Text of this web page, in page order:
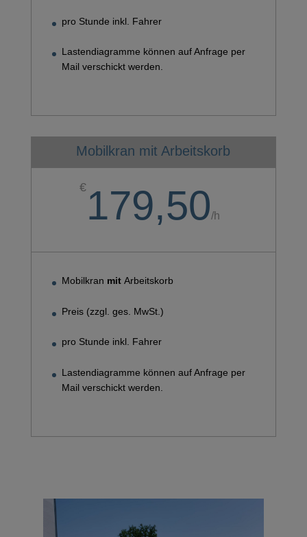
pro Stunde inkl. Fahrer
Lastendiagramme können auf Anfrage per
Mail verschickt werden.
Mobilkran mit Arbeitskorb
€ 179,50/h
Mobilkran mit Arbeitskorb
Preis (zzgl. ges. MwSt.)
pro Stunde inkl. Fahrer
Lastendiagramme können auf Anfrage per
Mail verschickt werden.